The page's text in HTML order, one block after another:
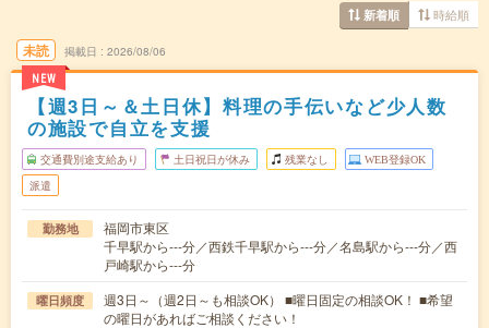
新着順 時給順
未読
NEW
掲載日 2026/08/06
【週3日～＆土日休】料理の手伝いなど少人数
の施設で自立を支援
交通費別途支給あり 土日祝日が休み 残業なし WEB登録OK
派遣
勤務地
福岡市東区
千早駅から---分／西鉄千早駅から---分／名島駅から---分／西
戸崎駅から---分
曜日頻度
週3日～（週2日～も相談OK） ■曜日固定の相談OK！ ■希望
の曜日があればご相談ください！